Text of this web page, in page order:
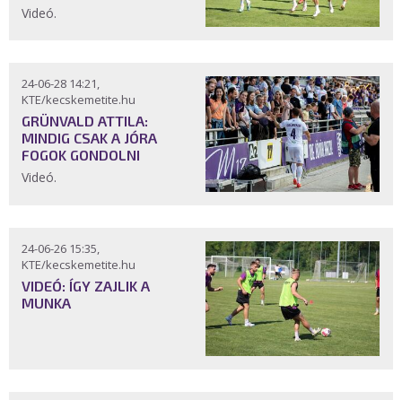
Videó.
24-06-28 14:21,
KTE/kecskemetite.hu
GRÜNVALD ATTILA:
MINDIG CSAK A JÓRA
FOGOK GONDOLNI
Videó.
24-06-26 15:35,
KTE/kecskemetite.hu
VIDEÓ: ÍGY ZAJLIK A
MUNKA